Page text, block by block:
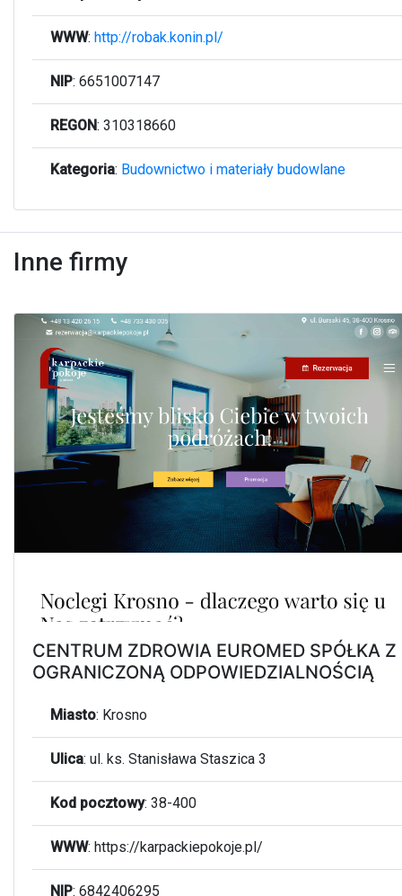
WWW: http://robak.konin.pl/
NIP: 6651007147
REGON: 310318660
Kategoria: Budownictwo i materiały budowlane
Inne firmy
CENTRUM ZDROWIA EUROMED SPÓŁKA Z
OGRANICZONĄ ODPOWIEDZIALNOŚCIĄ
Miasto: Krosno
Ulica: ul. ks. Stanisława Staszica 3
Kod pocztowy: 38-400
WWW: https://karpackiepokoje.pl/
NIP: 6842406295